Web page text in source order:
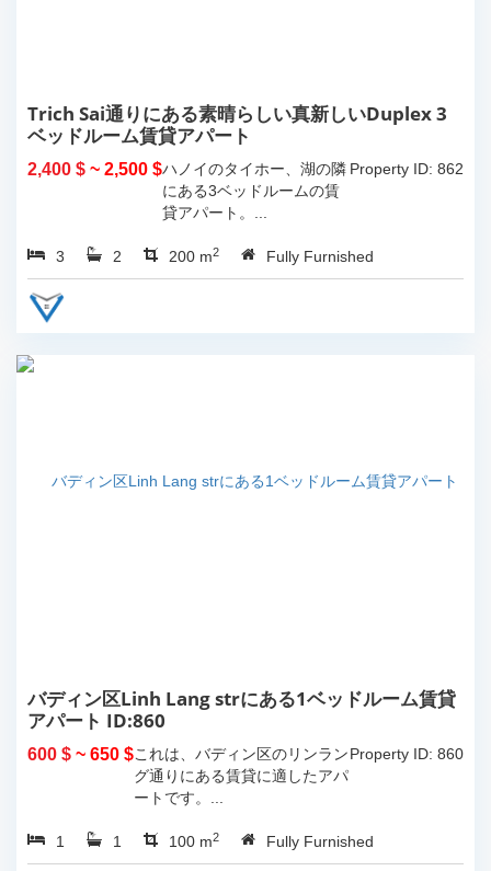
Trich Sai通りにある素晴らしい真新しいDuplex 3
ベッドルーム賃貸アパート
2,400 $ ~ 2,500 $ Property ID: 862
ハノイのタイホー、湖の隣
にある3ベッドルームの賃
貸アパート。...
3 2 200 m2 Fully Furnished
バディン区Linh Lang strにある1ベッドルーム賃貸
アパート ID:860
600 $ ~ 650 $ Property ID: 860
これは、バディン区のリンラン
グ通りにある賃貸に適したアパ
ートです。...
1 1 100 m2 Fully Furnished